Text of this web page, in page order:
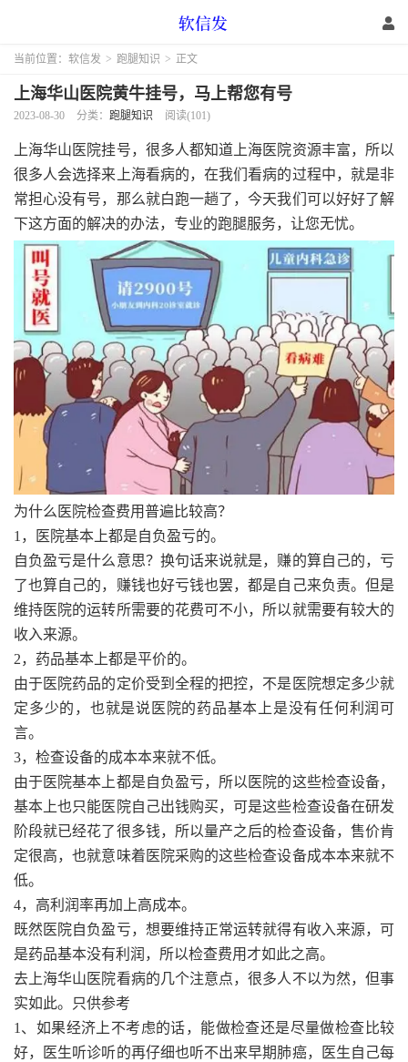
当前位置： 软信发 > 跑腿知识 > 正文
上海华山医院黄牛挂号，马上帮您有号
2023-08-30 分类： 跑腿知识 阅读(101)
上海华山医院挂号，很多人都知道上海医院资源丰富，所以
很多人会选择来上海看病的，在我们看病的过程中，就是非
常担心没有号，那么就白跑一趟了，今天我们可以好好了解
下这方面的解决的办法，专业的跑腿服务，让您无忧。
为什么医院检查费用普遍比较高？
1，医院基本上都是自负盈亏的。
自负盈亏是什么意思？换句话来说就是，赚的算自己的，亏
了也算自己的，赚钱也好亏钱也罢，都是自己来负责。但是
维持医院的运转所需要的花费可不小，所以就需要有较大的
收入来源。
2，药品基本上都是平价的。
由于医院药品的定价受到全程的把控，不是医院想定多少就
定多少的，也就是说医院的药品基本上是没有任何利润可
言。
3，检查设备的成本本来就不低。
由于医院基本上都是自负盈亏，所以医院的这些检查设备，
基本上也只能医院自己出钱购买，可是这些检查设备在研发
阶段就已经花了很多钱，所以量产之后的检查设备，售价肯
定很高，也就意味着医院采购的这些检查设备成本本来就不
低。
4，高利润率再加上高成本。
既然医院自负盈亏，想要维持正常运转就得有收入来源，可
是药品基本没有利润，所以检查费用才如此之高。
去上海华山医院看病的几个注意点，很多人不以为然，但事
实如此。只供参考
1、如果经济上不考虑的话，能做检查还是尽量做检查比较
好，医生听诊听的再仔细也听不出来早期肺癌，医生自己每